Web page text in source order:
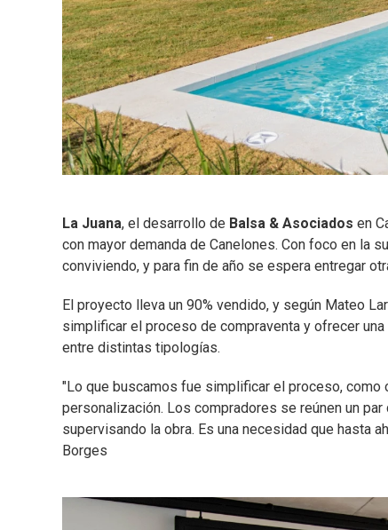
La Juana, el desarrollo de Balsa & Asociados en
con mayor demanda de Canelones. Con foco en la
conviviendo, y para fin de año se espera entregar
El proyecto lleva un 90% vendido, y según Mateo
simplificar el proceso de compraventa y ofrecer
entre distintas tipologías.
"Lo que buscamos fue simplificar el proceso, como
personalización. Los compradores se reúnen un
supervisando la obra. Es una necesidad que hasta
Borges